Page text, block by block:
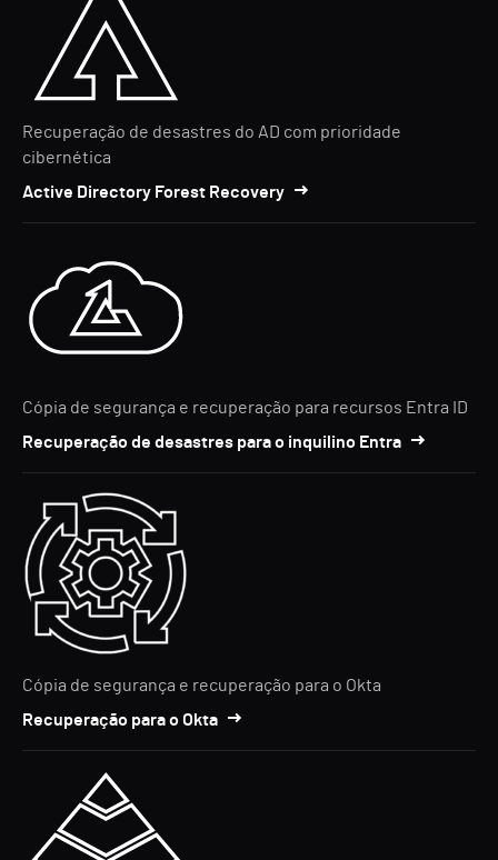
Recuperação de desastres do AD com prioridade
cibernética
Active Directory Forest Recovery
Cópia de segurança e recuperação para recursos Entra ID
Recuperação de desastres para o inquilino Entra
Cópia de segurança e recuperação para o Okta
Recuperação para o Okta